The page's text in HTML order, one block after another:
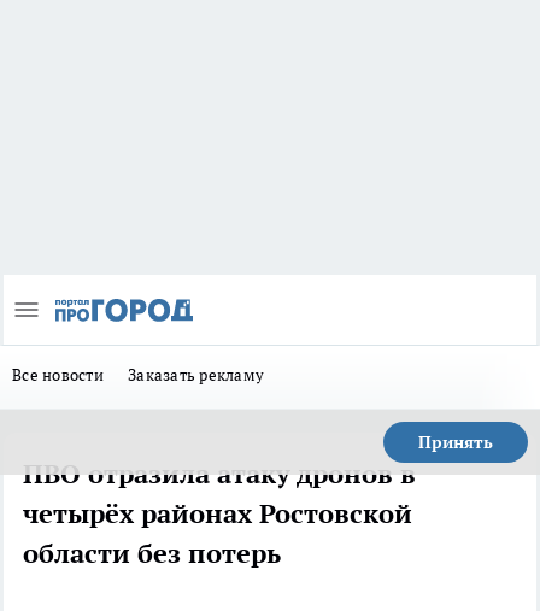
Все новости Заказать рекламу
Принять
ПВО отразила атаку дронов в
четырёх районах Ростовской
области без потерь